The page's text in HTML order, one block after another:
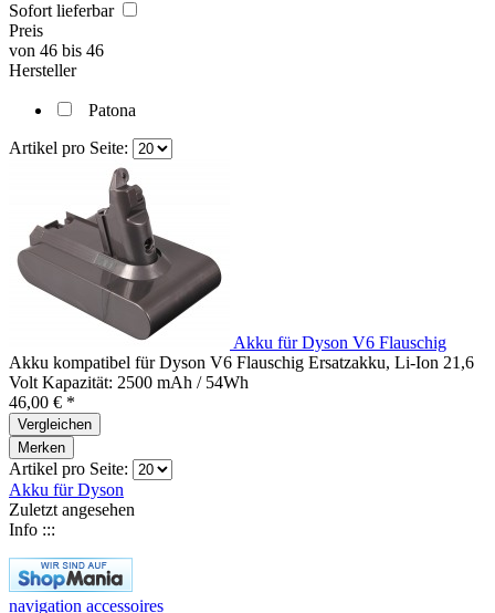
Sofort lieferbar
Preis
von 46 bis 46
Hersteller
Patona
Artikel pro Seite:
Akku für Dyson V6 Flauschig
Akku kompatibel für Dyson V6 Flauschig Ersatzakku, Li-Ion 21,6
Volt Kapazität: 2500 mAh / 54Wh
46,00 € *
Vergleichen
Merken
Artikel pro Seite:
Akku für Dyson
Zuletzt angesehen
Info :::
navigation accessoires